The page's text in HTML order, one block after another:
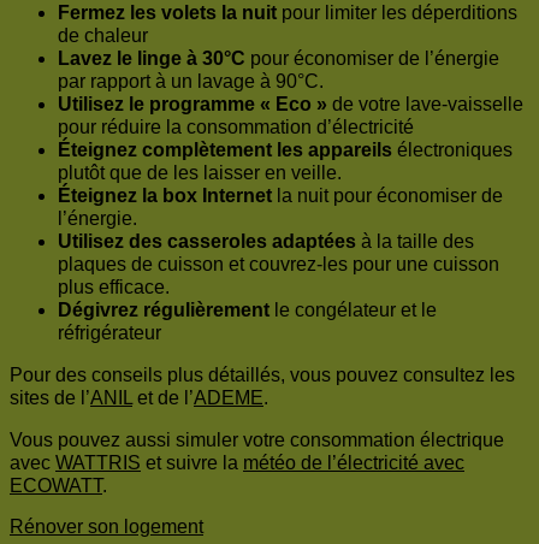
Fermez les volets la nuit pour limiter les déperditions
de chaleur
Lavez le linge à 30°C pour économiser de l’énergie
par rapport à un lavage à 90°C.
Utilisez le programme « Eco » de votre lave-vaisselle
pour réduire la consommation d’électricité
Éteignez complètement les appareils électroniques
plutôt que de les laisser en veille.
Éteignez la box Internet la nuit pour économiser de
l’énergie.
Utilisez des casseroles adaptées à la taille des
plaques de cuisson et couvrez-les pour une cuisson
plus efficace.
Dégivrez régulièrement le congélateur et le
réfrigérateur
Pour des conseils plus détaillés, vous pouvez consultez les
sites de l’ANIL et de l’ADEME.
Vous pouvez aussi simuler votre consommation électrique
avec WATTRIS et suivre la météo de l’électricité avec
ECOWATT.
Rénover son logement